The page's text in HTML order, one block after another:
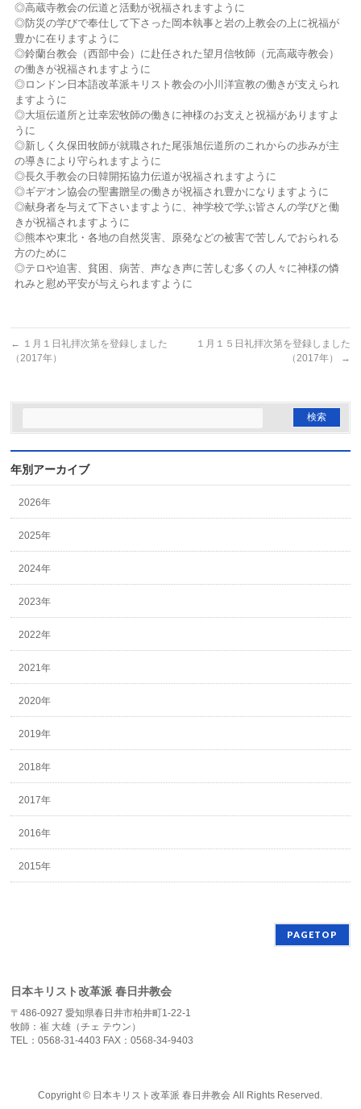
◎高蔵寺教会の伝道と活動が祝福されますように
◎防災の学びで奉仕して下さった岡本執事と岩の上教会の上に祝福が
豊かに在りますように
◎鈴蘭台教会（西部中会）に赴任された望月信牧師（元高蔵寺教会）
の働きが祝福されますように
◎ロンドン日本語改革派キリスト教会の小川洋宣教の働きが支えられ
ますように
◎大垣伝道所と辻幸宏牧師の働きに神様のお支えと祝福がありますよ
うに
◎新しく久保田牧師が就職された尾張旭伝道所のこれからの歩みが主
の導きにより守られますように
◎長久手教会の日韓開拓協力伝道が祝福されますように
◎ギデオン協会の聖書贈呈の働きが祝福され豊かになりますように
◎献身者を与えて下さいますように、神学校で学ぶ皆さんの学びと働
きが祝福されますように
◎熊本や東北・各地の自然災害、原発などの被害で苦しんでおられる
方のために
◎テロや迫害、貧困、病苦、声なき声に苦しむ多くの人々に神様の憐
れみと慰め平安が与えられますように
← １月１日礼拝次第を登録しました
（2017年）
１月１５日礼拝次第を登録しました
（2017年）
→
年別アーカイブ
2026年
2025年
2024年
2023年
2022年
2021年
2020年
2019年
2018年
2017年
2016年
2015年
PAGETOP
日本キリスト改革派 春日井教会
〒486-0927 愛知県春日井市柏井町1-22-1
牧師：崔 大雄（チェ テウン）
TEL：0568-31-4403 FAX：0568-34-9403
Copyright © 日本キリスト改革派 春日井教会 All Rights Reserved.